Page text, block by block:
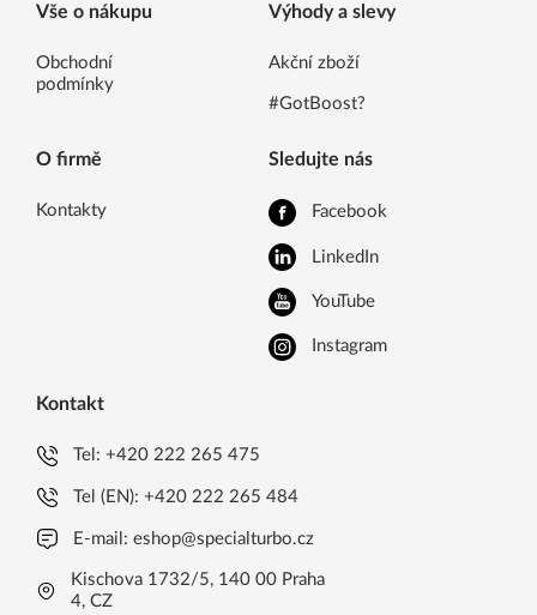
Vše o nákupu
Obchodní
podmínky
Výhody a slevy
Akční zboží
#GotBoost?
O firmě
Kontakty
Sledujte nás
Facebook
LinkedIn
YouTube
Instagram
Kontakt
Tel:+420 222 265 475
Tel (EN):+420 222 265 484
E-mail:eshop@specialturbo.cz
Kischova 1732/5, 140 00 Praha
4, CZ